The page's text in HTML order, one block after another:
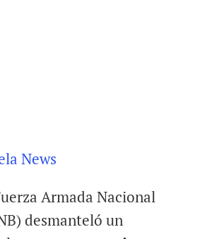
News
Armada Nacional
desmanteló un